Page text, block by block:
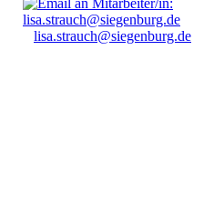
lisa.strauch@siegenburg.de